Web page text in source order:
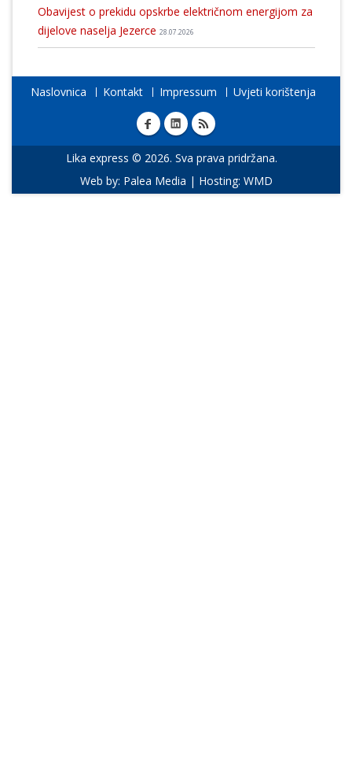
Obavijest o prekidu opskrbe električnom energijom za
dijelove naselja Jezerce 28.07.2026
Naslovnica Kontakt Impressum Uvjeti korištenja
Lika express © 2026. Sva prava pridržana.
Web by: Palea Media | Hosting: WMD